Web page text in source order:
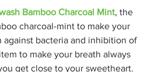
Bamboo Charcoal Mint, the
charcoal-mint to make your
against bacteria and inhibition of
to make your breath always
get close to your sweetheart.